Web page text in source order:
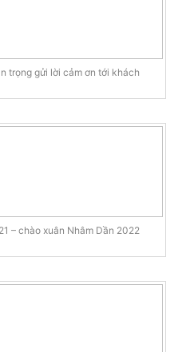
trọng gửi lời cảm ơn tới khách
– chào xuân Nhâm Dần 2022